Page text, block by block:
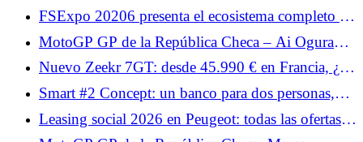
Bagnaia indefenso ante Marc Márquez: “Mi ritmo
no era lo suficientemente rápido”
FSExpo 20206 presenta el ecosistema completo de
Moza Flight.
MotoGP GP de la República Checa – Ai Ogura
reconoce la superioridad de Marc Márquez: “Tenía
algo extra”
Nuevo Zeekr 7GT: desde 45.990 € en Francia, ¿un
precio agresivo para el shooting Brake eléctrico?
Smart #2 Concept: un banco para dos personas,
inesperado para un miniauto urbano eléctrico
Leasing social 2026 en Peugeot: todas las ofertas y
alquileres de los Peugeot e-208, e-2008 y e-308